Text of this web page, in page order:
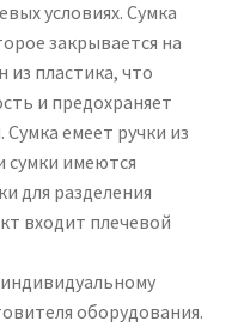
условиях. Сумка
закрывается на
пластика, что
и предохраняет
емеет ручки из
сумки имеются
для разделения
входит плечевой
оборудования.